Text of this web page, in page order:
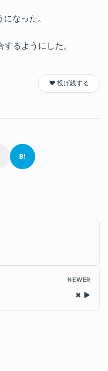
なった。
るようにした。
❤️ 投げ銭する
NEWER
✖